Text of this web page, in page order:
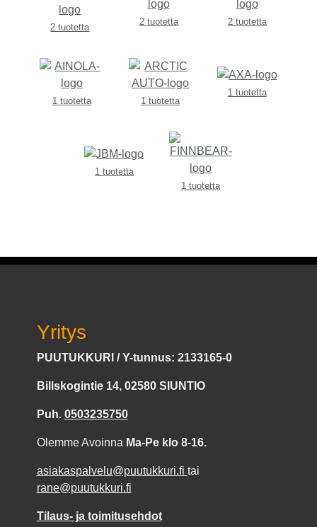
2 tuotetta
2 tuotetta 2 tuotetta
1 tuotetta 1 tuotetta
1 tuotetta
1 tuotetta
1 tuotetta
Yritys
PUUTUKKURI / Y-tunnus: 2133165-0
Billskogintie 14, 02580 SIUNTIO
Puh. 0503235750
Olemme Avoinna Ma-Pe klo 8-16.
asiakaspalvelu@puutukkuri.fi tai
rane@puutukkuri.fi
Tilaus- ja toimitusehdot